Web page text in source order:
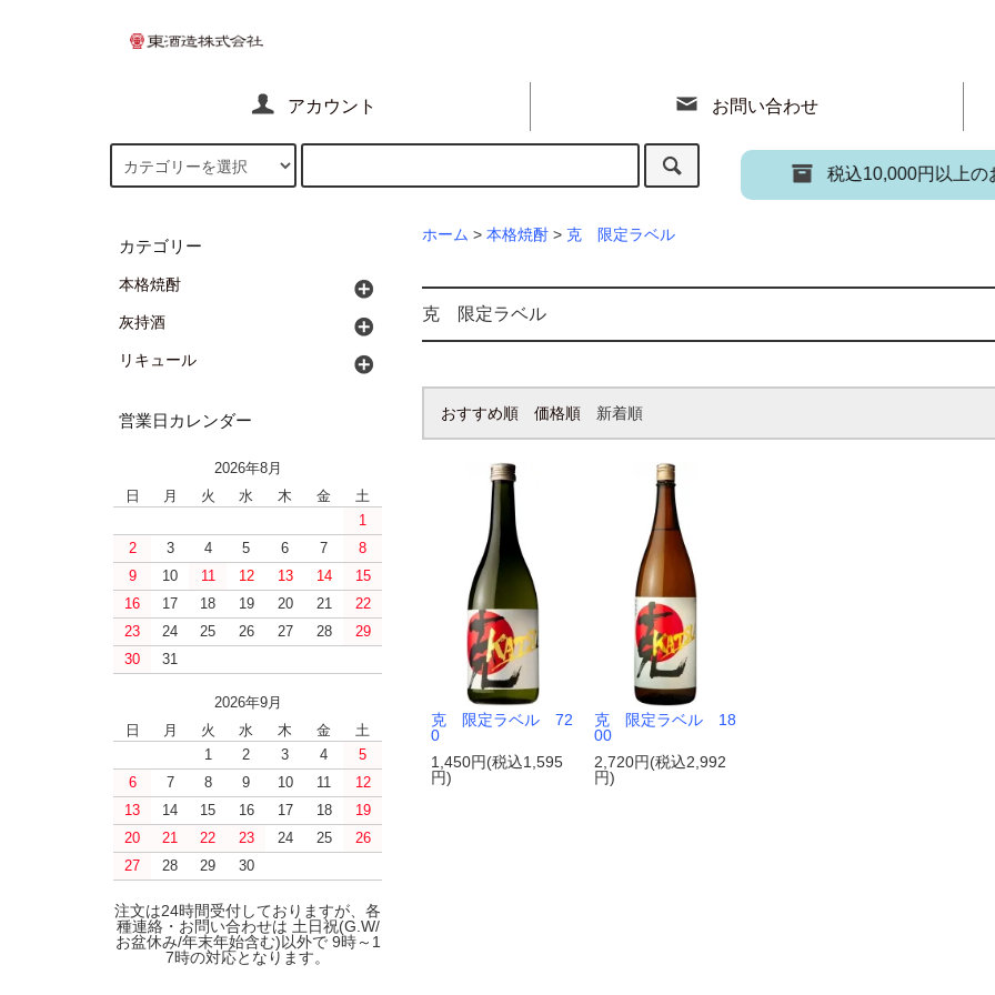
税込10,000円以上のお
アカウント お問い合わせ
ホーム > 本格焼酎 > 克 限定ラベル
克 限定ラベル
おすすめ順 価格順 新着順
克 限定ラベル 72
0
1,450円(税込1,595
円)
克 限定ラベル 18
00
2,720円(税込2,992
円)
カテゴリー
本格焼酎
灰持酒
リキュール
営業日カレンダー
2026年8月
日
月 火 水 木 金
土
1
2
3 4 5 6 7
8
9
10 11 12 13 14
15
16
17 18 19 20 21
22
23
24 25 26 27 28
29
30
31
2026年9月
日
月 火 水 木 金
土
1
2 3 4
5
6
7 8 9 10 11
12
13
14 15 16 17 18
19
20
21 22 23 24 25
26
27
28 29 30
注文は24時間受付しておりますが、各
種連絡・お問い合わせは 土日祝(G.W/
お盆休み/年末年始含む)以外で 9時～1
7時の対応となります。